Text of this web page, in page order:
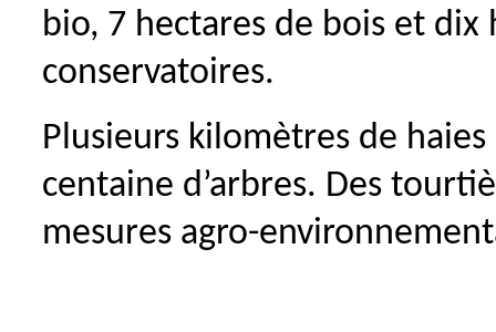
bio, 7 hectares de bois et
conservatoires.
Plusieurs kilomètres de
centaine d’arbres. Des
mesures agro-